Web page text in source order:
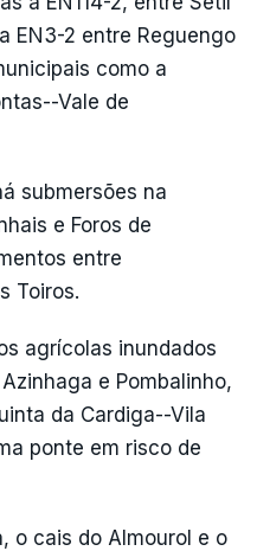
EN3-2 entre Reguengo
como a
Vale de
submersões na
e Foros de
entre
Toiros.
agrícolas inundados
e Pombalinho,
da Cardiga--Vila
ponte em risco de
o cais do Almourol e o